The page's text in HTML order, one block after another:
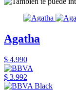
Agatha
$ 4.990
$ 3.992